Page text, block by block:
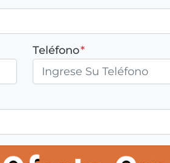
Teléfono*